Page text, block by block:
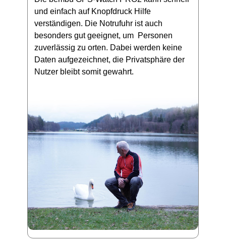
und einfach auf Knopfdruck Hilfe
verständigen. D​ie Notrufuhr ist auch
besonders gut geeignet, um Personen
zuverlässig zu orten. Dabei werden keine
Daten aufgezeichnet, die Privatsphäre der
Nutzer bleibt somit gewahrt.